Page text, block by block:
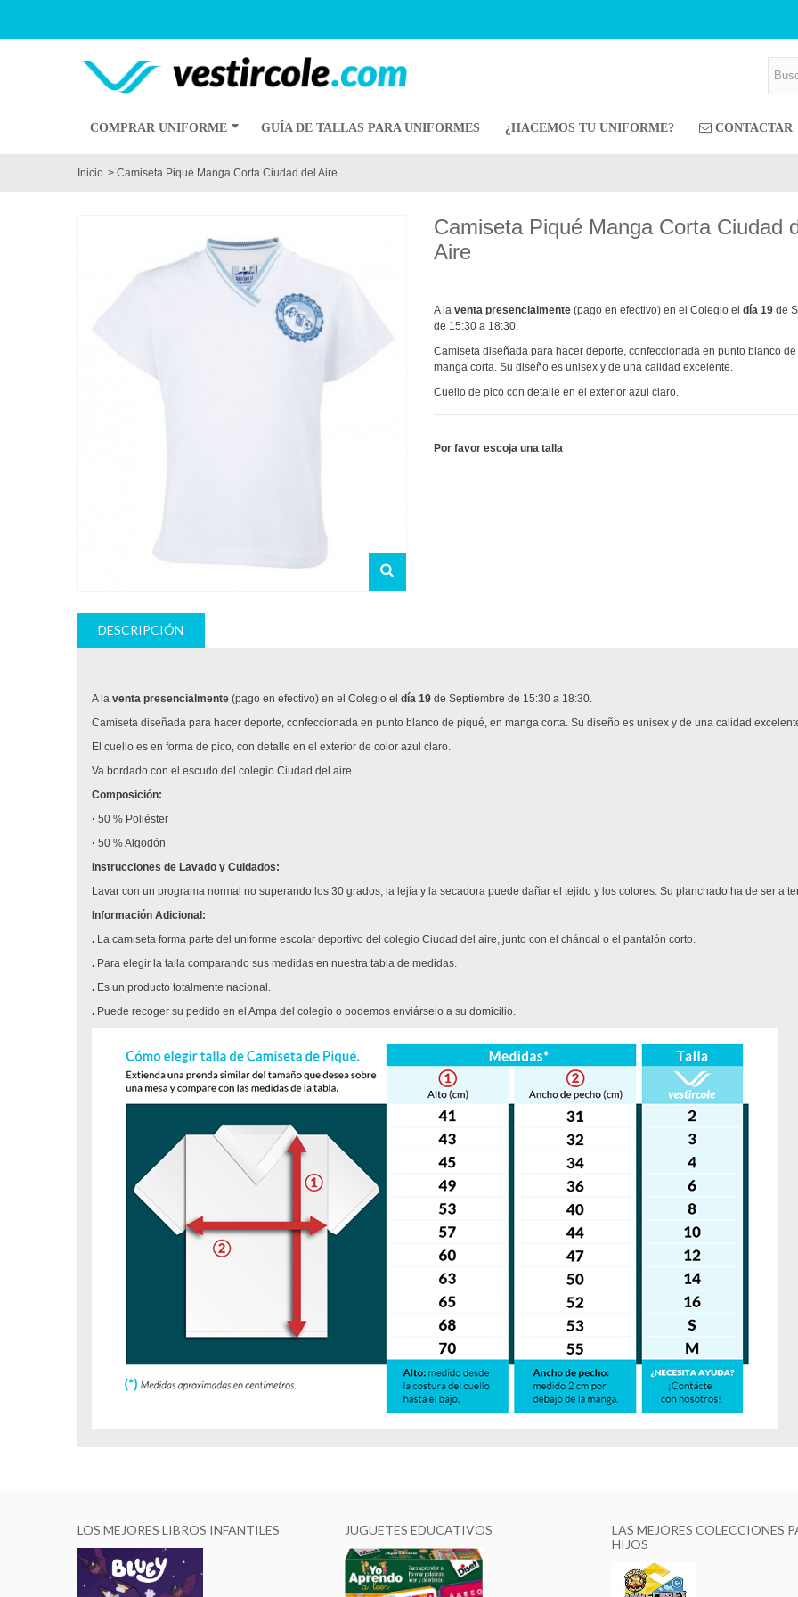
COMPRAR UNIFORME GUÍA DE TALLAS PARA UNIFORMES ¿HACEMOS TU UNIFORME? CONTACTAR
Inicio > Camiseta Piqué Manga Corta Ciudad del Aire
Camiseta Piqué Manga Corta Ciudad
Aire
A la venta presencialmente(pago en efectivo) en el Colegio el día 19 de
de 15:30 a 18:30.
Camiseta diseñada para hacer deporte, confeccionada en punto blanco
manga corta. Su diseño es unisex y de una calidad excelente.
Cuello de pico con detalle en el exterior azul claro.
Por favor escoja una talla
DESCRIPCIÓN
A la venta presencialmente(pago en efectivo) en el Colegio el día 19 de Septiembre de 15:30 a 18:30.
Camiseta diseñada para hacer deporte, confeccionada en punto blanco de piqué, en manga corta. Su diseño es unisex y de una calidad
El cuello es en forma de pico, con detalle en el exterior de color azul claro.
Va bordado con el escudo del colegio Ciudad del aire.
Composición:
· 50 % Poliéster
· 50 % Algodón
Instrucciones de Lavado y Cuidados:
Lavar con un programa normal no superando los 30 grados, la lejía y la secadora puede dañar el tejido y los colores. Su planchado ha de ser a
Información Adicional:
.La camiseta forma parte del uniforme escolar deportivo del colegio Ciudad del aire, junto con el chándal o el pantalón corto.
.Para elegir la talla comparando sus medidas en nuestra tabla de medidas.
.Es un producto totalmente nacional.
.Puede recoger su pedido en el Ampa del colegio o podemos enviárselo a su domicilio.
LOS MEJORES LIBROS INFANTILES JUGUETES EDUCATIVOS
LAS MEJORES COLECCIONES
HIJOS